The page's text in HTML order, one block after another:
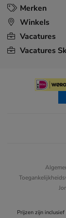
Merken
Winkels
Vacatures
Vacatures
Prijzen zijn